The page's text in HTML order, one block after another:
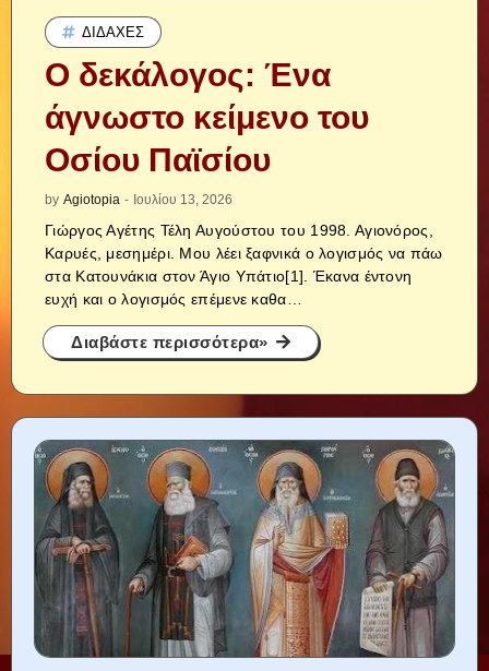
ΔΙΔΑΧΈΣ
Ο δεκάλογος: Ένα
άγνωστο κείμενο του
Οσίου Παϊσίου
by Agiotopia - Ιουλίου 13, 2026
Γιώργος Αγέτης Τέλη Αυγούστου του 1998. Αγιονόρος,
Καρυές, μεσημέρι. Μου λέει ξαφνικά ο λογισμός να πάω
στα Κατουνάκια στον Άγιο Υπάτιο[1]. Έκανα έντονη
ευχή και ο λογισμός επέμενε καθα…
Διαβάστε περισσότερα»